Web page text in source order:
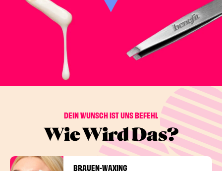
DEIN WUNSCH IST UNS BEFEHL
Wie Wird Das?
BRAUEN-WAXING